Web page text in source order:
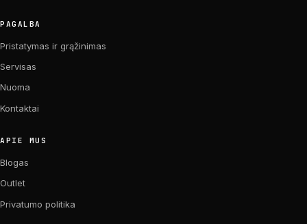
PAGALBA
Pristatymas ir grąžinimas
Servisas
Nuoma
Kontaktai
APIE MUS
Blogas
Outlet
Privatumo politika